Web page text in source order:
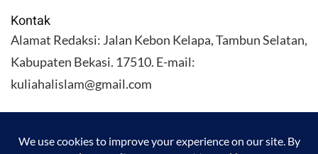
Kontak
Alamat Redaksi: Jalan Kebon Kelapa, Tambun Selatan,
Kabupaten Bekasi. 17510. E-mail:
kuliahalislam@gmail.com